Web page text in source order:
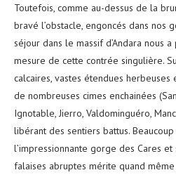
Toutefois, comme au-dessus de la
bravé l’obstacle, engoncés dans nos
séjour dans le massif d’Andara nous
mesure de cette contrée singulière.
calcaires, vastes étendues herbeuses
de nombreuses cimes enchainées
Ignotable, Jierro, Valdominguéro,
libérant des sentiers battus.
l’impressionnante gorge des Cares
falaises abruptes mérite quand